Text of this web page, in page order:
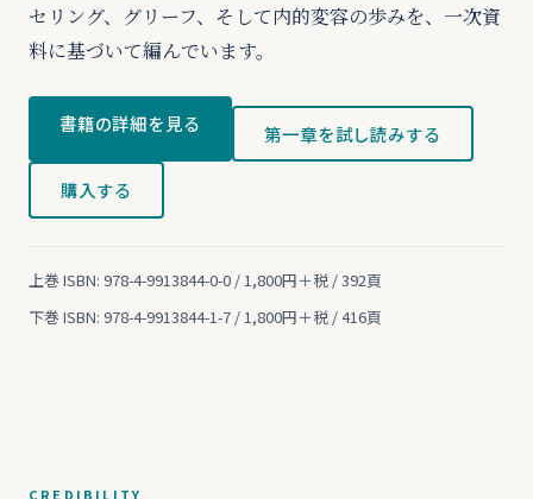
セリング、グリーフ、そして内的変容の歩みを、一次資
料に基づいて編んでいます。
書籍の詳細を見る 第一章を試し読みする
購入する
上巻 ISBN: 978-4-9913844-0-0 / 1,800円＋税 / 392頁
下巻 ISBN: 978-4-9913844-1-7 / 1,800円＋税 / 416頁
CREDIBILITY